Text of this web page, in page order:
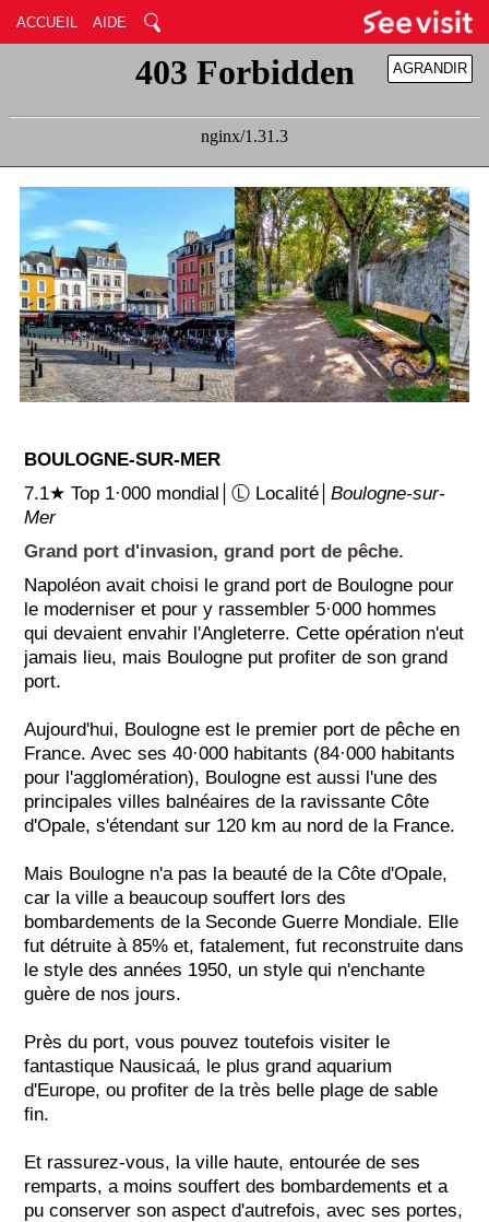
ACCUEIL AIDE
RÉDUIRE
AGRANDIR
BOULOGNE-SUR-MER
7.1★ Top 1·000 mondial│Ⓛ Localité│Boulogne-sur-
Mer
Grand port d'invasion, grand port de pêche.
Napoléon avait choisi le grand port de Boulogne pour
le moderniser et pour y rassembler 5·000 hommes
qui devaient envahir l'Angleterre. Cette opération n'eut
jamais lieu, mais Boulogne put profiter de son grand
port.
Aujourd'hui, Boulogne est le premier port de pêche en
France. Avec ses 40·000 habitants (84·000 habitants
pour l'agglomération), Boulogne est aussi l'une des
principales villes balnéaires de la ravissante Côte
d'Opale, s'étendant sur 120 km au nord de la France.
Mais Boulogne n'a pas la beauté de la Côte d'Opale,
car la ville a beaucoup souffert lors des
bombardements de la Seconde Guerre Mondiale. Elle
fut détruite à 85% et, fatalement, fut reconstruite dans
le style des années 1950, un style qui n'enchante
guère de nos jours.
Près du port, vous pouvez toutefois visiter le
fantastique Nausicaá, le plus grand aquarium
d'Europe, ou profiter de la très belle plage de sable
fin.
Et rassurez-vous, la ville haute, entourée de ses
remparts, a moins souffert des bombardements et a
pu conserver son aspect d'autrefois, avec ses portes,